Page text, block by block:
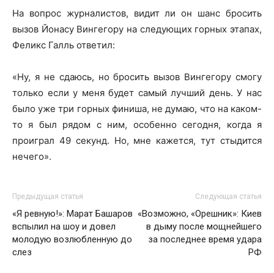
На вопрос журналистов, видит ли он шанс бросить
вызов Йонасу Вингегору на следующих горных этапах,
Феликс Галль ответил:
«Ну, я не сдаюсь, но бросить вызов Вингегору смогу
только если у меня будет самый лучший день. У нас
было уже три горных финиша, не думаю, что на каком-
то я был рядом с ним, особенно сегодня, когда я
проиграл 49 секунд. Но, мне кажется, тут стыдится
нечего».
Предыдущая статья
«Я ревную!»: Марат Башаров
вспылил на шоу и довел
молодую возлюбленную до
слез
Следующая статья
«Возможно, «Орешник»: Киев
в дыму после мощнейшего
за последнее время удара
РФ